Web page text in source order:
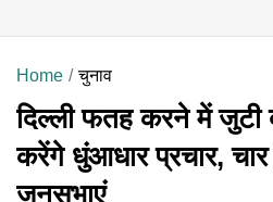
Home चुनाव
दिल्ली फतह करने में जुटी
करेंगे धुंआधार प्रचार,
जनसभाएं